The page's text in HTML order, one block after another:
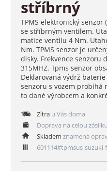
stříbrný
TPMS elektronický
se stříbrným ventilem.
matice ventilu 4 Nm.
Nm. TPMS senzor je
disky. Frekvence senzoru
315MHZ. Tpms senzor
Deklarovaná výdrž
senzoru s vozem probíhá
to dané výrobcem a
Zítrau Vás doma
Doprava na celou
Skladem znamená
601114#tpmsus-suzuki-